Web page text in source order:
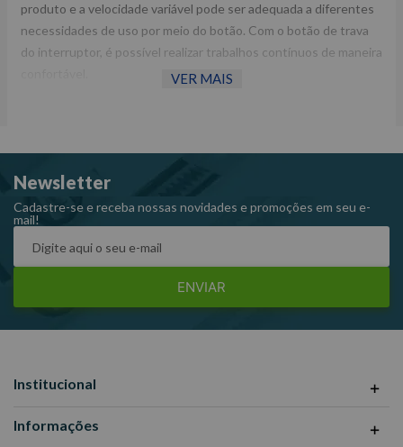
produto e a velocidade variável pode ser adequada a diferentes
necessidades de uso por meio do botão. Com o botão de trava
do interruptor, é possível realizar trabalhos contínuos de maneira
- Balanceamento Perfeito
- Contrabalanceamento Usinado de Alta Precisão
- Alta Durabilidade
- Base de Poliuretano Flexível
- Alta Potência
- Cabo de Alimentação de Borracha de Silicone com Suporte
Reforçado
- Acionador de Partida Suave Emborrachado e Trava de Gatilho
Potência: 1200w
VER MAIS
Newsletter
Cadastre-se e receba nossas novidades e promoções em seu e-
mail!
ENVIAR
Institucional
Informações